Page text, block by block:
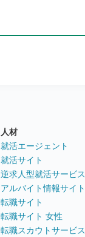
人材
就活エージェント
就活サイト
逆求人型就活サービス
アルバイト情報サイト
転職サイト
転職サイト 女性
転職スカウトサービス